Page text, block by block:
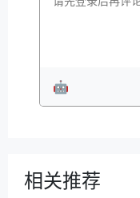
🤖
相关推荐